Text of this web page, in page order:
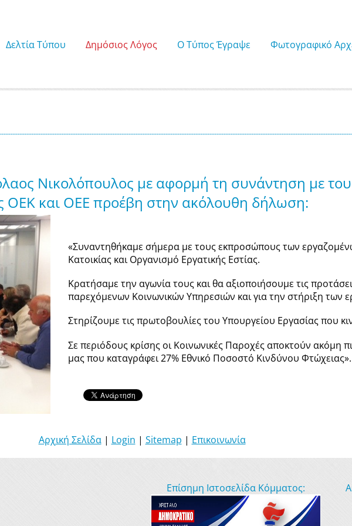
Δελτία Τύπου Δημόσιος Λόγος Ο Τύπος Έγραψε Φωτογραφικό
Νικολόπουλος με αφορμή τη συνάντηση με
ΟΕΚ και ΟΕΕ προέβη στην ακόλουθη δήλωση:
«Συναντηθήκαμε σήμερα με τους εκπροσώπους των
Κατοικίας και Οργανισμό Εργατικής Εστίας.
Κρατήσαμε την αγωνία τους και θα αξιοποιήσουμε τις
παρεχόμενων Κοινωνικών Υπηρεσιών και για την στήριξη των
Στηρίζουμε τις πρωτοβουλίες του Υπουργείου Εργασίας που
Σε περιόδους κρίσης οι Κοινωνικές Παροχές αποκτούν ακόμη
μας που καταγράφει 27% Εθνικό Ποσοστό Κινδύνου Φτώχειας».
Αρχική Σελίδα| Login | Sitemap | Επικοινωνία
Επίσημη Ιστοσελίδα Κόμματος: